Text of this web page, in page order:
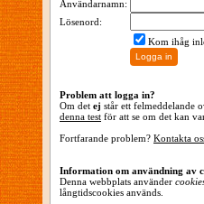
Användarnamn:
Lösenord:
Kom ihåg
Problem att logga in?
Om det ej står ett felmeddelande
denna test för att se om det kan
Fortfarande problem? Kontakta
Information om användning av
Denna webbplats använder
långtidscookies används.